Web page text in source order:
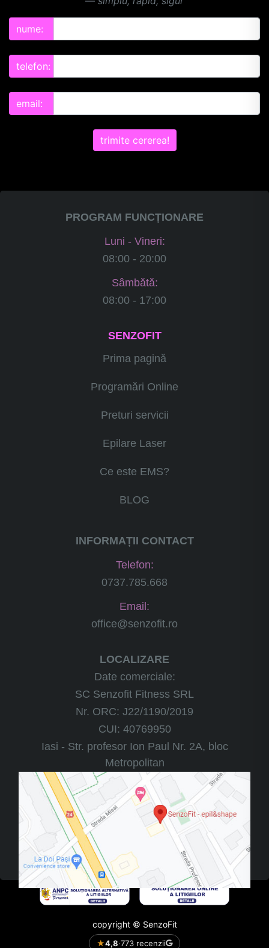
nume:
telefon:
email:
trimite cererea!
PROGRAM FUNCȚIONARE
Luni - Vineri:
08:00 - 20:00
Sâmbătă:
08:00 - 17:00
SENZOFIT
Prima pagină
Programări Online
Preturi servicii
Epilare Laser
Ce este EMS?
BLOG
INFORMAȚII CONTACT
Telefon:
0737.785.668
Email:
office@senzofit.ro
LOCALIZARE
Date comerciale:
SC Senzofit Fitness SRL
Nr. ORC: J22/1190/2019
CUI: 40769950
Iasi - Str. profesor Ion Paul Nr. 2A, bloc
Metropolitan
copyright © SenzoFit
★4,8·773 recenzii